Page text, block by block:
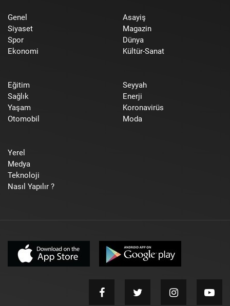
Genel
Siyaset
Spor
Ekonomi
Asayiş
Magazin
Dünya
Kültür-Sanat
Eğitim
Sağlık
Yaşam
Otomobil
Seyyah
Enerji
Koronavirüs
Moda
Yerel
Medya
Teknoloji
Nasıl Yapılır ?